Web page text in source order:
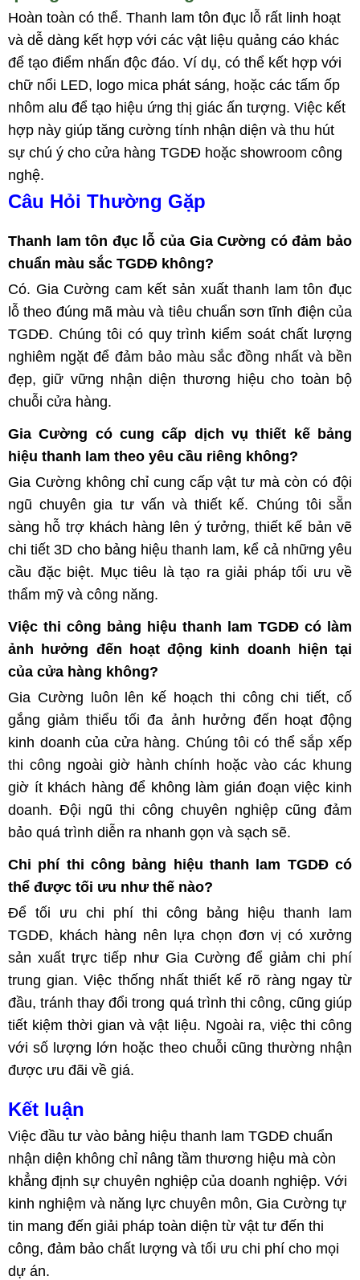
Hoàn toàn có thể. Thanh lam tôn đục lỗ rất linh hoạt
và dễ dàng kết hợp với các vật liệu quảng cáo khác
để tạo điểm nhấn độc đáo. Ví dụ, có thể kết hợp với
chữ nổi LED, logo mica phát sáng, hoặc các tấm ốp
nhôm alu để tạo hiệu ứng thị giác ấn tượng. Việc kết
hợp này giúp tăng cường tính nhận diện và thu hút
sự chú ý cho cửa hàng TGDĐ hoặc showroom công
nghệ.
Câu Hỏi Thường Gặp
Thanh lam tôn đục lỗ của Gia Cường có đảm bảo
chuẩn màu sắc TGDĐ không?
Có. Gia Cường cam kết sản xuất thanh lam tôn đục
lỗ theo đúng mã màu và tiêu chuẩn sơn tĩnh điện của
TGDĐ. Chúng tôi có quy trình kiểm soát chất lượng
nghiêm ngặt để đảm bảo màu sắc đồng nhất và bền
đẹp, giữ vững nhận diện thương hiệu cho toàn bộ
chuỗi cửa hàng.
Gia Cường có cung cấp dịch vụ thiết kế bảng
hiệu thanh lam theo yêu cầu riêng không?
Gia Cường không chỉ cung cấp vật tư mà còn có đội
ngũ chuyên gia tư vấn và thiết kế. Chúng tôi sẵn
sàng hỗ trợ khách hàng lên ý tưởng, thiết kế bản vẽ
chi tiết 3D cho bảng hiệu thanh lam, kể cả những yêu
cầu đặc biệt. Mục tiêu là tạo ra giải pháp tối ưu về
thẩm mỹ và công năng.
Việc thi công bảng hiệu thanh lam TGDĐ có làm
ảnh hưởng đến hoạt động kinh doanh hiện tại
của cửa hàng không?
Gia Cường luôn lên kế hoạch thi công chi tiết, cố
gắng giảm thiểu tối đa ảnh hưởng đến hoạt động
kinh doanh của cửa hàng. Chúng tôi có thể sắp xếp
thi công ngoài giờ hành chính hoặc vào các khung
giờ ít khách hàng để không làm gián đoạn việc kinh
doanh. Đội ngũ thi công chuyên nghiệp cũng đảm
bảo quá trình diễn ra nhanh gọn và sạch sẽ.
Chi phí thi công bảng hiệu thanh lam TGDĐ có
thể được tối ưu như thế nào?
Để tối ưu chi phí thi công bảng hiệu thanh lam
TGDĐ, khách hàng nên lựa chọn đơn vị có xưởng
sản xuất trực tiếp như Gia Cường để giảm chi phí
trung gian. Việc thống nhất thiết kế rõ ràng ngay từ
đầu, tránh thay đổi trong quá trình thi công, cũng giúp
tiết kiệm thời gian và vật liệu. Ngoài ra, việc thi công
với số lượng lớn hoặc theo chuỗi cũng thường nhận
được ưu đãi về giá.
Kết luận
Việc đầu tư vào bảng hiệu thanh lam TGDĐ chuẩn
nhận diện không chỉ nâng tầm thương hiệu mà còn
khẳng định sự chuyên nghiệp của doanh nghiệp. Với
kinh nghiệm và năng lực chuyên môn, Gia Cường tự
tin mang đến giải pháp toàn diện từ vật tư đến thi
công, đảm bảo chất lượng và tối ưu chi phí cho mọi
dự án.